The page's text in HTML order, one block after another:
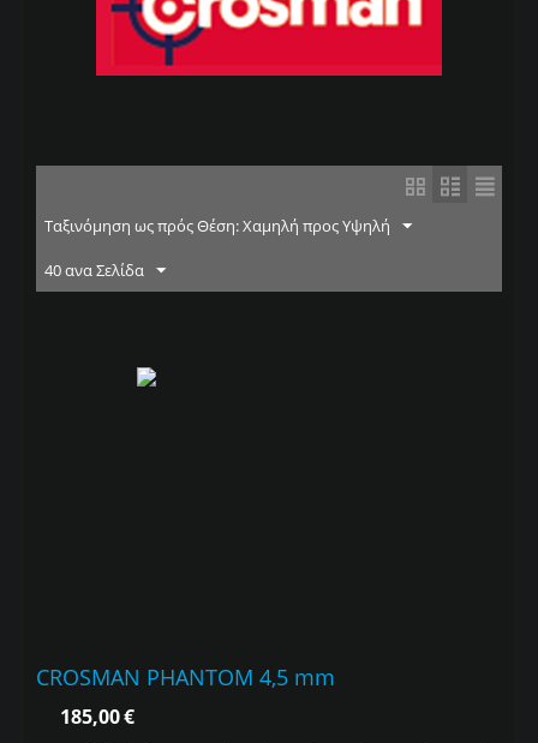
Ταξινόμηση ως πρός Θέση: Χαμηλή προς Υψηλή
40 ανα Σελίδα
CROSMAN PHANTOM 4,5 mm
185,00€